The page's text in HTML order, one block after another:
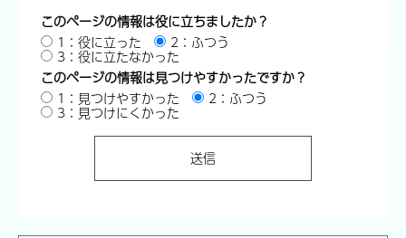
このページの情報は役に立ちましたか？
1：役に立った
2：ふつう
3：役に立たなかった
このページの情報は見つけやすかったですか？
1：見つけやすかった
2：ふつう
3：見つけにくかった